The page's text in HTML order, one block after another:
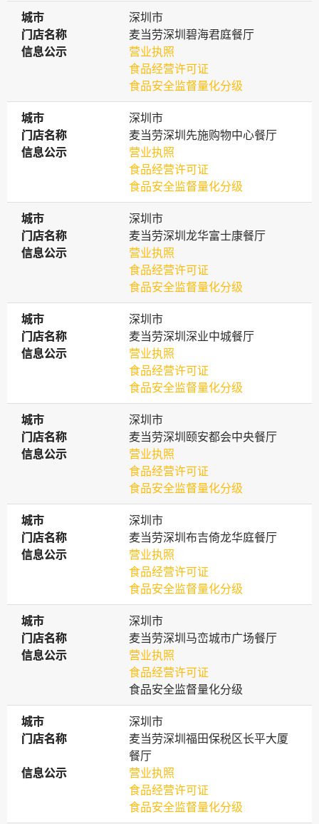
城市
城市
深圳市
门店名称
门店名称
麦当劳深圳碧海君庭餐厅
信息公示
信息公示
营业执照
食品经营许可证
食品安全监督量化分级
城市
城市
深圳市
门店名称
门店名称
麦当劳深圳先施购物中心餐厅
信息公示
信息公示
营业执照
食品经营许可证
食品安全监督量化分级
城市
城市
深圳市
门店名称
门店名称
麦当劳深圳龙华富士康餐厅
信息公示
信息公示
营业执照
食品经营许可证
食品安全监督量化分级
城市
城市
深圳市
门店名称
门店名称
麦当劳深圳深业中城餐厅
信息公示
信息公示
营业执照
食品经营许可证
食品安全监督量化分级
城市
城市
深圳市
门店名称
门店名称
麦当劳深圳颐安都会中央餐厅
信息公示
信息公示
营业执照
食品经营许可证
食品安全监督量化分级
城市
城市
深圳市
门店名称
门店名称
麦当劳深圳布吉倚龙华庭餐厅
信息公示
信息公示
营业执照
食品经营许可证
食品安全监督量化分级
城市
城市
深圳市
门店名称
门店名称
麦当劳深圳马峦城市广场餐厅
信息公示
信息公示
营业执照
食品经营许可证
食品安全监督量化分级
城市
城市
深圳市
门店名称
门店名称
麦当劳深圳福田保税区长平大厦
餐厅
信息公示
信息公示
营业执照
食品经营许可证
食品安全监督量化分级